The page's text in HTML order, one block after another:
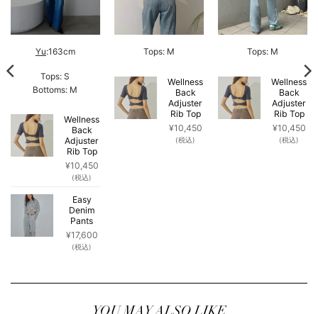
Yu:163cm
Tops: S
Bottoms: M
Wellness
Back
Adjuster
Rib Top
¥10,450
(税込)
Easy
Denim
Pants
¥17,600
(税込)
Tops: M
Wellness
Back
Adjuster
Rib Top
¥10,450
(税込)
Tops: M
Wellness
Back
Adjuster
Rib Top
¥10,450
(税込)